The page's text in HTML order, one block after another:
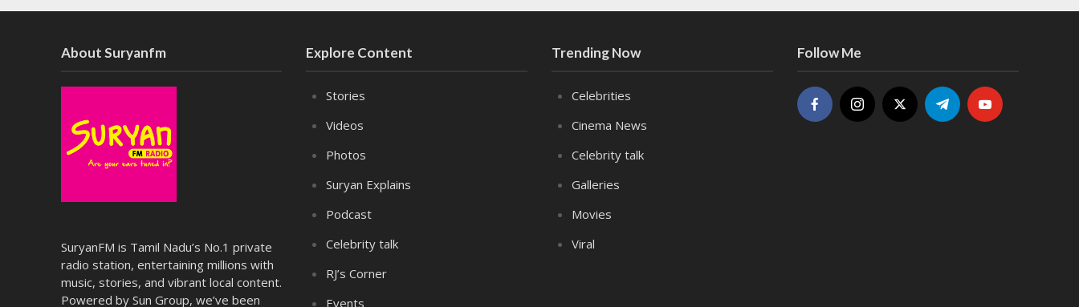
About Suryanfm
SuryanFM is Tamil Nadu’s No.1 private
radio station, entertaining millions with
music, stories, and vibrant local content.
Powered by Sun Group, we’ve been
Explore Content
Stories
Videos
Photos
Suryan Explains
Podcast
Celebrity talk
RJ’s Corner
Events
Trending Now
Celebrities
Cinema News
Celebrity talk
Galleries
Movies
Viral
Follow Me